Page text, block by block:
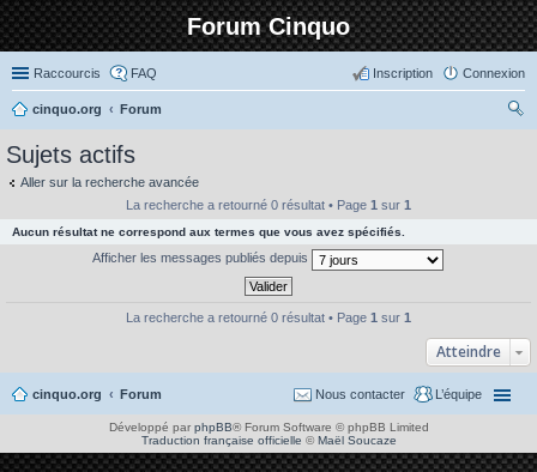
Forum Cinquo
Raccourcis FAQ Connexion
Inscription
cinquo.org
Forum
Sujets actifs
Aller sur la recherche avancée
La recherche a retourné 0 résultat • Page 1 sur 1
Aucun résultat ne correspond aux termes que vous avez spécifiés.
Afficher les messages publiés depuis
La recherche a retourné 0 résultat • Page 1 sur 1
Atteindre
cinquo.org Forum L’équipe
Nous contacter
Développé par phpBB® Forum Software © phpBB Limited
Traduction française officielle ©Maël Soucaze